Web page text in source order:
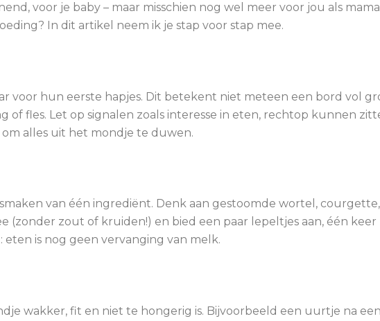
voor je baby – maar misschien nog wel meer voor jou als
In dit artikel neem ik je stap voor stap mee.
voor hun eerste hapjes. Dit betekent niet meteen een bord vol
of fles. Let op signalen zoals interesse in eten, rechtop kunnen
alles uit het mondje te duwen.
van één ingrediënt. Denk aan gestoomde wortel,
(zonder zout of kruiden!) en bied een paar lepeltjes aan, één keer
is nog geen vervanging van melk.
wakker, fit en niet te hongerig is. Bijvoorbeeld een uurtje na